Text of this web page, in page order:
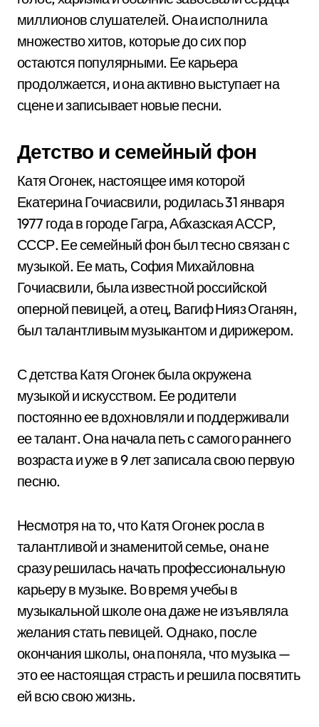
миллионов слушателей. Она исполнила
множество хитов, которые до сих пор
остаются популярными. Ее карьера
продолжается, и она активно выступает на
сцене и записывает новые песни.
Детство и семейный фон
Катя Огонек, настоящее имя которой
Екатерина Гочиасвили, родилась 31 января
1977 года в городе Гагра, Абхазская АССР,
СССР. Ее семейный фон был тесно связан с
музыкой. Ее мать, София Михайловна
Гочиасвили, была известной российской
оперной певицей, а отец, Вагиф Нияз Оганян,
был талантливым музыкантом и дирижером.
С детства Катя Огонек была окружена
музыкой и искусством. Ее родители
постоянно ее вдохновляли и поддерживали
ее талант. Она начала петь с самого раннего
возраста и уже в 9 лет записала свою первую
песню.
Несмотря на то, что Катя Огонек росла в
талантливой и знаменитой семье, она не
сразу решилась начать профессиональную
карьеру в музыке. Во время учебы в
музыкальной школе она даже не изъявляла
желания стать певицей. Однако, после
окончания школы, она поняла, что музыка —
это ее настоящая страсть и решила посвятить
ей всю свою жизнь.